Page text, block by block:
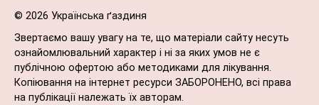
© 2026 Українська ґаздиня
Звертаємо вашу увагу на те, що матеріали сайту несуть
ознайомлювальний характер і ні за яких умов не є
публічною офертою або методиками для лікування.
Копіювання на інтернет ресурси ЗАБОРОНЕНО, всі права
на публікації належать їх авторам.